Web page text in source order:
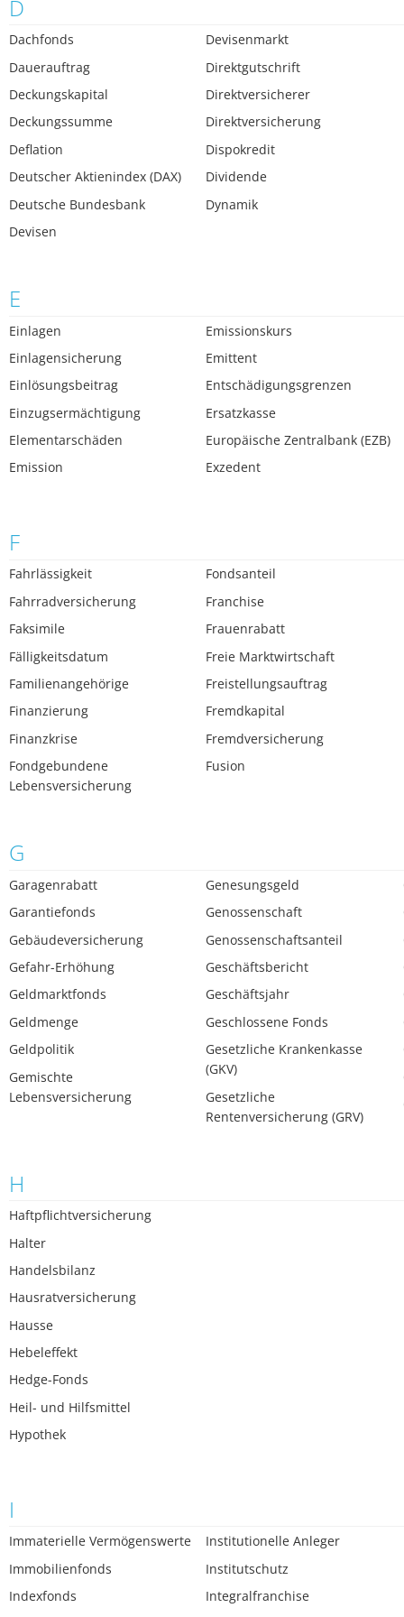
D
Dachfonds
Dauerauftrag
Deckungskapital
Deckungssumme
Deflation
Deutscher Aktienindex (DAX)
Deutsche Bundesbank
Devisen
Devisenmarkt
Direktgutschrift
Direktversicherer
Direktversicherung
Dispokredit
Dividende
Dynamik
E
Einlagen
Einlagensicherung
Einlösungsbeitrag
Einzugsermächtigung
Elementarschäden
Emission
Emissionskurs
Emittent
Entschädigungsgrenzen
Ersatzkasse
Europäische Zentralbank (EZB)
Exzedent
F
Fahrlässigkeit
Fahrradversicherung
Faksimile
Fälligkeitsdatum
Familienangehörige
Finanzierung
Finanzkrise
Fondgebundene
Lebensversicherung
Fondsanteil
Franchise
Frauenrabatt
Freie Marktwirtschaft
Freistellungsauftrag
Fremdkapital
Fremdversicherung
Fusion
G
Garagenrabatt
Garantiefonds
Gebäudeversicherung
Gefahr-Erhöhung
Geldmarktfonds
Geldmenge
Geldpolitik
Gemischte
Lebensversicherung
Genesungsgeld
Genossenschaft
Genossenschaftsanteil
Geschäftsbericht
Geschäftsjahr
Geschlossene Fonds
Gesetzliche Krankenkasse
(GKV)
Gesetzliche
Rentenversicherung (GRV)
H
Haftpflichtversicherung
Halter
Handelsbilanz
Hausratversicherung
Hausse
Hebeleffekt
Hedge-Fonds
Heil- und Hilfsmittel
Hypothek
I
Immaterielle Vermögenswerte
Immobilienfonds
Indexfonds
Institutionelle Anleger
Institutschutz
Integralfranchise